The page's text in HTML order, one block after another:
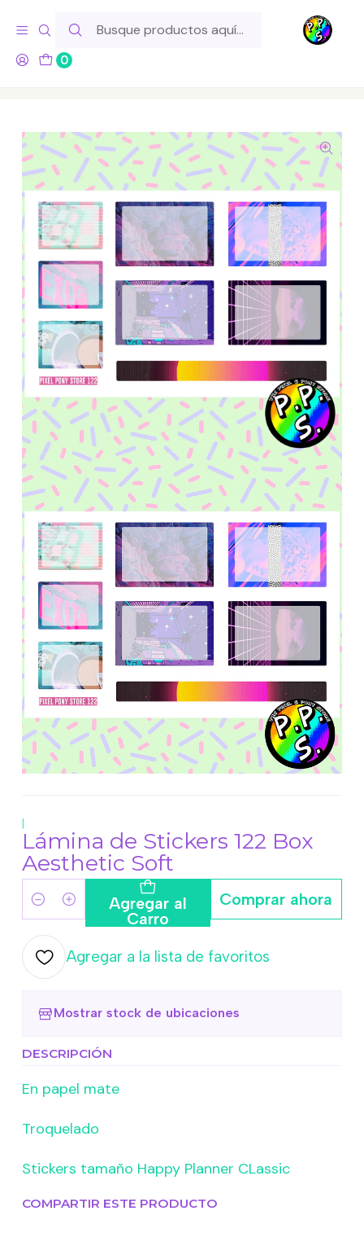
0
Hola! Si tu pedido incluye productos de fabricación propia,
ten en cuenta este tiempo para el despacho
Inicio Lo Hacemos Nosotros
|
Lámina de Stickers 122 Box
Aesthetic Soft
Cantidad Agregar al
Carro
Comprar ahora
Agregar a la lista de favoritos
Mostrar stock de ubicaciones
DESCRIPCIÓN
En papel mate
Troquelado
Stickers tamaño Happy Planner CLassic
COMPARTIR ESTE PRODUCTO